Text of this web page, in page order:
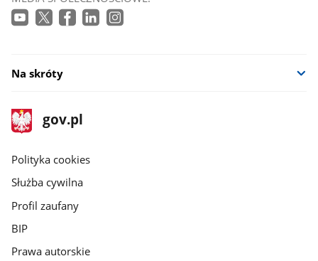
Na skróty
stopka
gov.pl
Strona
gov.pl
gov.pl
Polityka cookies
Służba cywilna
Profil zaufany
BIP
Prawa autorskie